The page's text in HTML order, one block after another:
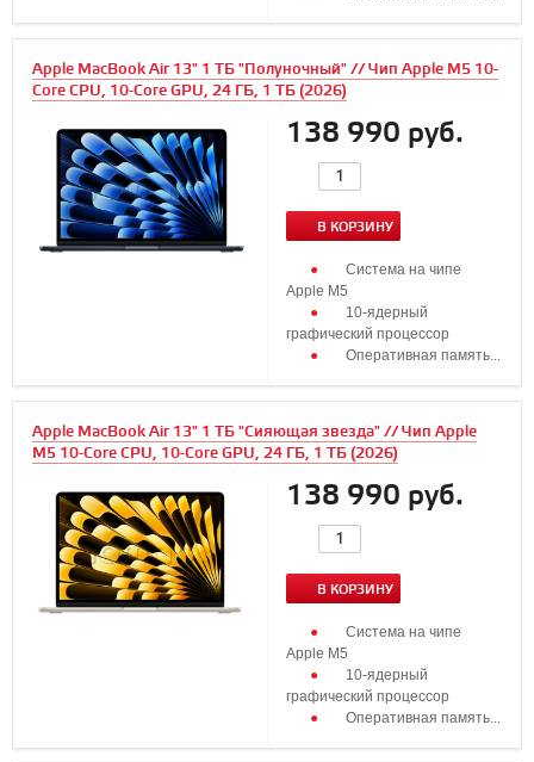
Apple MacBook Air 13" 1 ТБ "Полуночный" // Чип Apple M5 10-
Core CPU, 10-Core GPU, 24 ГБ, 1 ТБ (2026)
138 990 руб.
В КОРЗИНУ
Система на чипе
Apple M5
10‑ядерный
графический процессор
Оперативная память...
Apple MacBook Air 13" 1 ТБ "Сияющая звезда" // Чип Apple
M5 10-Core CPU, 10-Core GPU, 24 ГБ, 1 ТБ (2026)
138 990 руб.
В КОРЗИНУ
Система на чипе
Apple M5
10‑ядерный
графический процессор
Оперативная память...